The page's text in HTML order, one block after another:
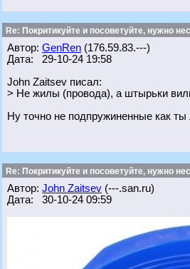
Re: Покритикуйте и посоветуйте, нужно
Автор: GenRen (176.59.83.---)
Дата: 29-10-24 19:58
John Zaitsev писал:
> Не жилы (провода), а штырьки
Ну точно не подпружиненные как
Re: Покритикуйте и посоветуйте, нужно
Автор: John Zaitsev (---.san.ru)
Дата: 30-10-24 09:59